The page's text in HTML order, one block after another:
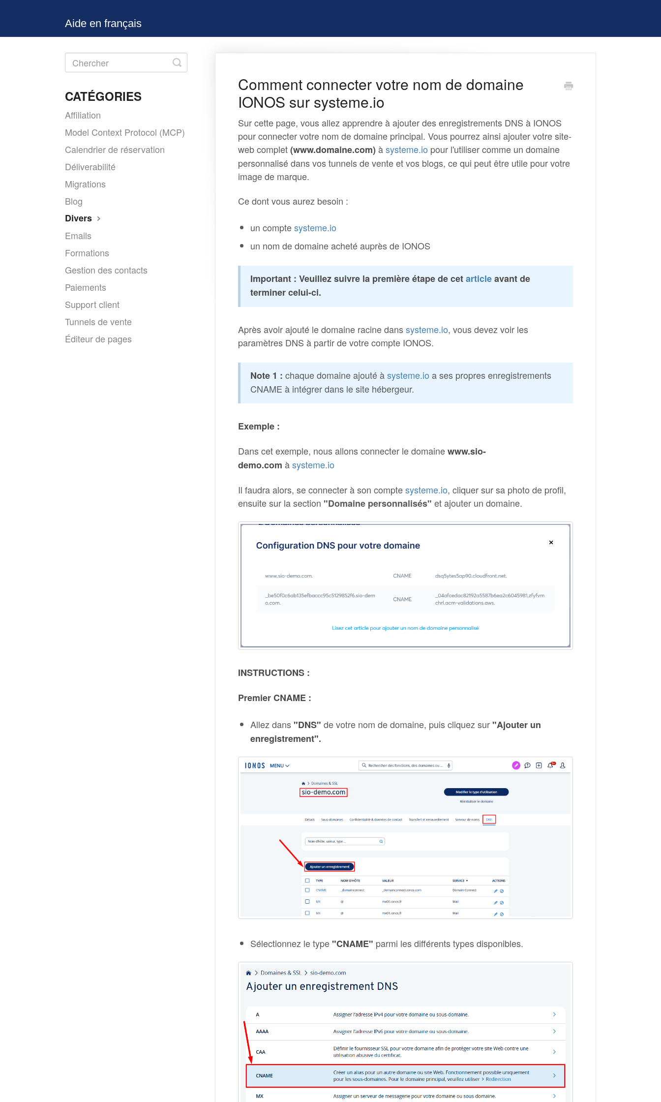
Aide en français
Comment connecter votre nom de domaine
IONOS sur systeme.io
Sur cette page, vous allez apprendre à ajouter des enregistrements DNS à IONOS
pour connecter votre nom de domaine principal. Vous pourrez ainsi ajouter votre site-
web complet(www.domaine.com) àsysteme.io pour l'utiliser comme un domaine
personnalisé dans vos tunnels de vente et vos blogs, ce qui peut être utile pour votre
image de marque.
Ce dont vous aurez besoin :
un comptesysteme.io
un nom de domaine acheté auprès de IONOS
Important : Veuillez suivre la première étape de cetarticleavant de
terminer celui-ci.
Après avoir ajouté le domaine racine danssysteme.io, vous devez voir les
paramètres DNS à partir de votre compte IONOS.
Note 1 : chaque domaine ajouté àsysteme.io a ses propres enregistrements
CNAME à intégrer dans le site hébergeur.
Exemple :
Dans cet exemple, nous allons connecter le domainewww.sio-
demo.com àsysteme.io
Il faudra alors, se connecter à son comptesysteme.io, cliquer sur sa photo de profil,
ensuite sur la section "Domaine personnalisés" et ajouter un domaine.
INSTRUCTIONS :
Premier CNAME :
Allez dans "DNS" de votre nom de domaine, puis cliquez sur "Ajouter un
enregistrement".
Sélectionnez le type "CNAME" parmi les différents types disponibles.
Toggle
Search
CATÉGORIES
Affiliation
Model Context Protocol (MCP)
Calendrier de réservation
Déliverabilité
Migrations
Blog
Divers
Emails
Formations
Gestion des contacts
Paiements
Support client
Tunnels de vente
Éditeur de pages